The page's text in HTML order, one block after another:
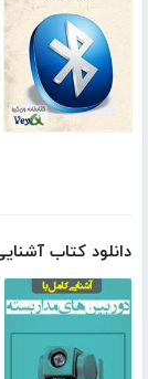
دانلود کتاب